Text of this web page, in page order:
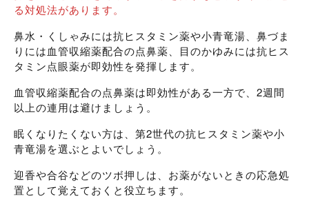
る対処法があります。
鼻水・くしゃみには抗ヒスタミン薬や小青竜湯、鼻づま
りには血管収縮薬配合の点鼻薬、目のかゆみには抗ヒス
タミン点眼薬が即効性を発揮します。
血管収縮薬配合の点鼻薬は即効性がある一方で、2週間
以上の連用は避けましょう。
眠くなりたくない方は、第2世代の抗ヒスタミン薬や小
青竜湯を選ぶとよいでしょう。
迎香や合谷などのツボ押しは、お薬がないときの応急処
置として覚えておくと役立ちます。